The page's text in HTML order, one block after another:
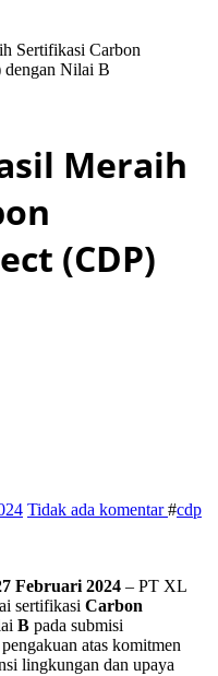
Sertifikasi Carbon
dengan Nilai B
Meraih
(CDP)
Tidak ada komentar#cdp
Februari 2024 – PT XL
sertifikasi Carbon
B pada submisi
atas komitmen
lingkungan dan upaya